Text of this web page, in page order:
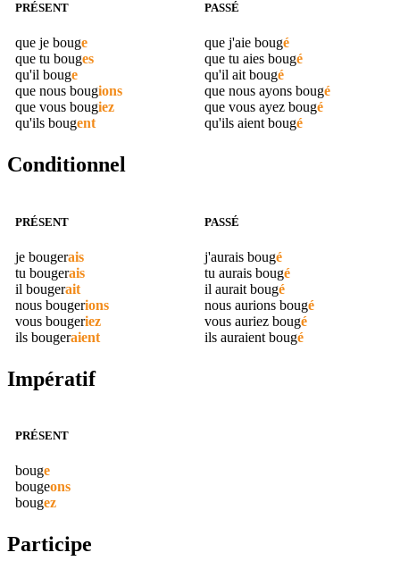
PRÉSENT
que je bouge
que tu bouges
qu'il bouge
que nous bougions
que vous bougiez
qu'ils bougent
PASSÉ
que j'aie bougé
que tu aies bougé
qu'il aitbougé
que nous ayons bougé
que vous ayez bougé
qu'ils aientbougé
Conditionnel
PRÉSENT
je bougerais
tu bougerais
il bougerait
nous bougerions
vous bougeriez
ils bougeraient
PASSÉ
j'aurais bougé
tu aurais bougé
il aurait bougé
nous aurions bougé
vous auriez bougé
ils auraient bougé
Impératif
PRÉSENT
bouge
bougeons
bougez
Participe